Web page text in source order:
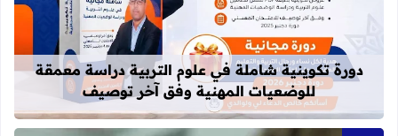
دورة تكوينية شاملة في علوم التربية دراسة معمقة
للوضعيات المهنية وفق آخر توصيف